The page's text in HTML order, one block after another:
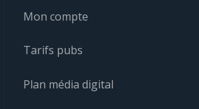
Mon compte
Tarifs pubs
Plan média digital